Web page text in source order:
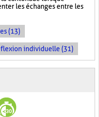
les échanges entre les
(13)
individuelle (31)